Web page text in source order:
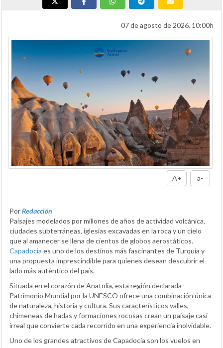
07 de agosto de 2026, 10:00h
A+ a-
PorRedacción
Paisajes modelados por millones de años de actividad volcánica,
ciudades subterráneas, iglesias excavadas en la roca y un cielo
que al amanecer se llena de cientos de globos aerostáticos.
Capadocia es uno de los destinos más fascinantes de Turquía y
una propuesta imprescindible para quienes desean descubrir el
lado más auténtico del país.
Situada en el corazón de Anatolia, esta región declarada
Patrimonio Mundial por la UNESCO ofrece una combinación única
de naturaleza, historia y cultura. Sus característicos valles,
chimeneas de hadas y formaciones rocosas crean un paisaje casi
irreal que convierte cada recorrido en una experiencia inolvidable.
Uno de los grandes atractivos de Capadocia son los vuelos en